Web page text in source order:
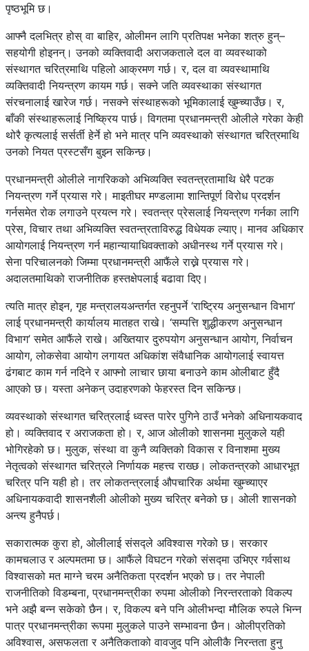
पृष्ठभूमि छ।
आफ्नै दलभित्र होस् वा बाहिर, ओलीमन लागि प्रतिपक्ष भनेका शत्रु हुन्–
सहयोगी होइनन्। उनको व्यक्तिवादी अराजकताले दल वा व्यवस्थाको
संस्थागत चरित्रमाथि पहिलो आक्रमण गर्छ। र, दल वा व्यवस्थामाथि
व्यक्तिवादी नियन्त्रण कायम गर्छ। सक्ने जति व्यवस्थाका संस्थागत
संरचनालाई खारेज गर्छ। नसक्ने संस्थाहरूको भूमिकालाई खुम्च्याउँछ। र,
बाँकी संस्थाहरूलाई निष्क्रिय पार्छ। विगतमा प्रधानमन्त्री ओलीले गरेका केही
थोरै कृत्यलाई सर्सर्ती हेर्ने हो भने मात्र पनि व्यवस्थाको संस्थागत चरित्रमाथि
उनको नियत प्रस्टसँग बुझ्न सकिन्छ।
प्रधानमन्त्री ओलीले नागरिकको अभिव्यक्ति स्वतन्त्रतामाथि धेरै पटक
नियन्त्रण गर्ने प्रयास गरे। माइतीघर मण्डलामा शान्तिपूर्ण विरोध प्रदर्शन
गर्नसमेत रोक लगाउने प्रयत्न गरे। स्वतन्त्र प्रेसलाई नियन्त्रण गर्नका लागि
प्रेस, विचार तथा अभिव्यक्ति स्वतन्त्रताविरुद्ध विधेयक ल्याए। मानव अधिकार
आयोगलाई नियन्त्रण गर्न महान्यायाधिवक्ताको अधीनस्थ गर्ने प्रयास गरे।
सेना परिचालनको जिम्मा प्रधानमन्त्री आफैंले राख्ने प्रयास गरे।
अदालतमाथिको राजनीतिक हस्तक्षेपलाई बढावा दिए।
त्यति मात्र होइन, गृह मन्त्रालयअन्तर्गत रहनुपर्ने ‘राष्ट्रिय अनुसन्धान विभाग’
लाई प्रधानमन्त्री कार्यालय मातहत राखे। ‘सम्पत्ति शुद्धीकरण अनुसन्धान
विभाग’ समेत आफैंले राखे। अख्तियार दुरुपयोग अनुसन्धान आयोग, निर्वाचन
आयोग, लोकसेवा आयोग लगायत अधिकांश संवैधानिक आयोगलाई स्वायत्त
ढंगबाट काम गर्न नदिने र आफ्नो लाचार छाया बनाउने काम ओलीबाट हुँदै
आएको छ। यस्ता अनेकन् उदाहरणको फेहरस्त दिन सकिन्छ।
व्यवस्थाको संस्थागत चरित्रलाई ध्वस्त पारेर पुगिने ठाउँ भनेको अधिनायकवाद
हो। व्यक्तिवाद र अराजकता हो। र, आज ओलीको शासनमा मुलुकले यही
भोगिरहेको छ। मुलुक, संस्था वा कुनै व्यक्तिको विकास र विनाशमा मुख्य
नेतृत्वको संस्थागत चरित्रले निर्णायक महत्त्व राख्छ। लोकतन्त्रको आधारभूत
चरित्र पनि यही हो। तर लोकतन्त्रलाई औपचारिक अर्थमा खुम्च्याएर
अधिनायकवादी शासनशैली ओलीको मुख्य चरित्र बनेको छ। ओली शासनको
अन्त्य हुनैपर्छ।
सकारात्मक कुरा हो, ओलीलाई संसद्ले अविश्वास गरेको छ। सरकार
कामचलाउ र अल्पमतमा छ। आफैंले विघटन गरेको संसद्मा उभिएर गर्वसाथ
विश्वासको मत माग्ने चरम अनैतिकता प्रदर्शन भएको छ। तर नेपाली
राजनीतिको विडम्बना, प्रधानमन्त्रीका रुपमा ओलीको निरन्तरताको विकल्प
भने अझै बन्न सकेको छैन। र, विकल्प बने पनि ओलीभन्दा मौलिक रुपले भिन्न
पात्र प्रधानमन्त्रीका रूपमा मुलुकले पाउने सम्भावना छैन। ओलीप्रतिको
अविश्वास, असफलता र अनैतिकताको वावजुद पनि ओलीकै निरन्तता हुनु